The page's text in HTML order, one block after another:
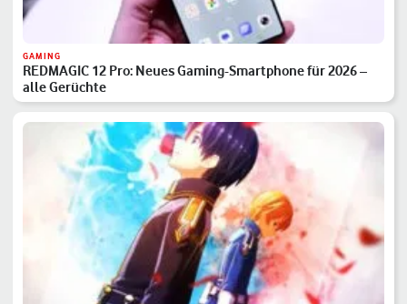
GAMING
REDMAGIC 12 Pro: Neues Gaming-Smartphone für 2026 –
alle Gerüchte